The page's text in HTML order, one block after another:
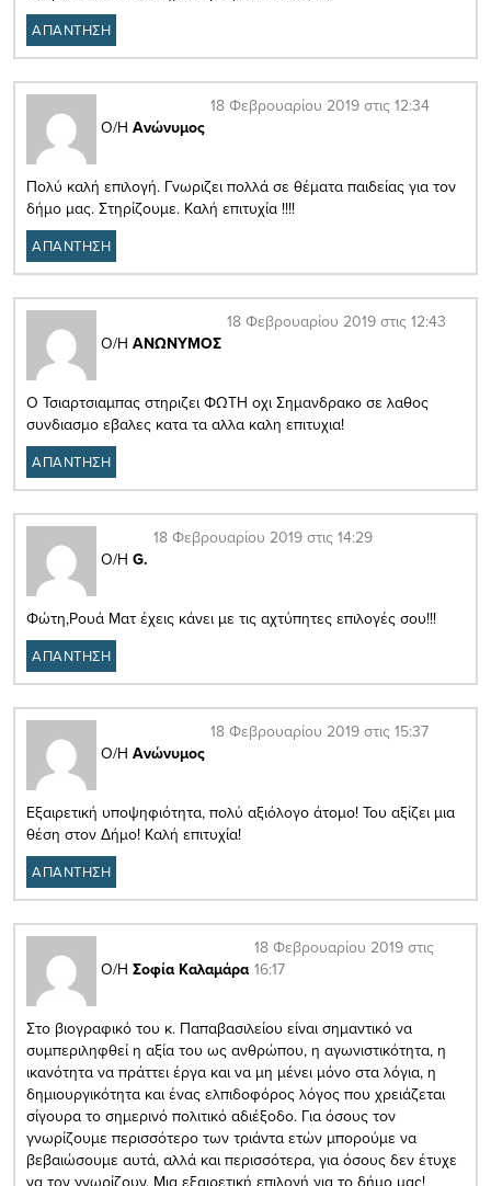
ΑΠΑΝΤΗΣΗ
Ο/Η Ανώνυμος
18 Φεβρουαρίου 2019 στις 12:34
Πολύ καλή επιλογή. Γνωριζει πολλά σε θέματα παιδείας για τον
δήμο μας. Στηρίζουμε. Καλή επιτυχία !!!!
ΑΠΑΝΤΗΣΗ
Ο/Η ΑΝΩΝΥΜΟΣ
18 Φεβρουαρίου 2019 στις 12:43
Ο Τσιαρτσιαμπας στηριζει ΦΩΤΗ οχι Σημανδρακο σε λαθος
συνδιασμο εβαλες κατα τα αλλα καλη επιτυχια!
ΑΠΑΝΤΗΣΗ
Ο/Η G.
18 Φεβρουαρίου 2019 στις 14:29
Φώτη,Ρουά Ματ έχεις κάνει με τις αχτύπητες επιλογές σου!!!
ΑΠΑΝΤΗΣΗ
Ο/Η Ανώνυμος
18 Φεβρουαρίου 2019 στις 15:37
Εξαιρετική υποψηφιότητα, πολύ αξιόλογο άτομο! Του αξίζει μια
θέση στον Δήμο! Καλή επιτυχία!
ΑΠΑΝΤΗΣΗ
Ο/Η Σοφία Καλαμάρα
18 Φεβρουαρίου 2019 στις
16:17
Στο βιογραφικό του κ. Παπαβασιλείου είναι σημαντικό να
συμπεριληφθεί η αξία του ως ανθρώπου, η αγωνιστικότητα, η
ικανότητα να πράττει έργα και να μη μένει μόνο στα λόγια, η
δημιουργικότητα και ένας ελπιδοφόρος λόγος που χρειάζεται
σίγουρα το σημερινό πολιτικό αδιέξοδο. Για όσους τον
γνωρίζουμε περισσότερο των τριάντα ετών μπορούμε να
βεβαιώσουμε αυτά, αλλά και περισσότερα, για όσους δεν έτυχε
να τον γνωρίζουν. Μια εξαιρετική επιλογή για το δήμο μας!